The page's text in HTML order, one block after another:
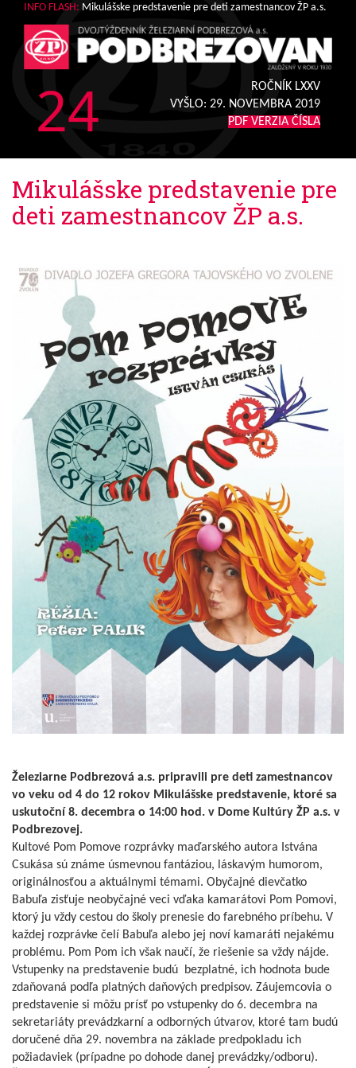
INFO FLASH: Mikulášske predstavenie pre deti zamestnancov ŽP a.s.
24
ROČNÍK LXXV
VYŠLO: 29. NOVEMBRA 2019
PDF VERZIA ČÍSLA
Mikulášske predstavenie pre
deti zamestnancov ŽP a.s.
Železiarne Podbrezová a.s. pripravili pre deti zamestnancov
vo veku od 4 do 12 rokov Mikulášske predstavenie, ktoré sa
uskutoční 8. decembra o 14:00 hod. v Dome Kultúry ŽP a.s. v
Podbrezovej.
Kultové Pom Pomove rozprávky maďarského autora Istvána
Csukása sú známe úsmevnou fantáziou, láskavým humorom,
originálnosťou a aktuálnymi témami. Obyčajné dievčatko
Babuľa zisťuje neobyčajné veci vďaka kamarátovi Pom Pomovi,
ktorý ju vždy cestou do školy prenesie do farebného príbehu. V
každej rozprávke čelí Babuľa alebo jej noví kamaráti nejakému
problému. Pom Pom ich však naučí, že riešenie sa vždy nájde.
Vstupenky na predstavenie budú bezplatné, ich hodnota bude
zdaňovaná podľa platných daňových predpisov. Záujemcovia o
predstavenie si môžu prísť po vstupenky do 6. decembra na
sekretariáty prevádzkarní a odborných útvarov, ktoré tam budú
doručené dňa 29. novembra na základe predpokladu ich
požiadaviek (prípadne po dohode danej prevádzky/odboru).